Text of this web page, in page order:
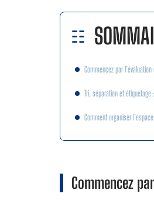
Commencez par
Tri, séparation et
Comment organiser
Commencez